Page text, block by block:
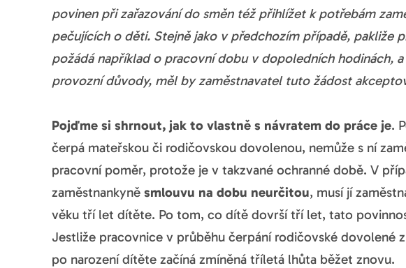
povinen při zařazování do směn též přihlížet k potřebám
pečujících o děti. Stejně jako v předchozím případě, pakliže
požádá například o pracovní dobu v dopoledních hodinách,
provozní důvody, měl by zaměstnavatel tuto žádost
Pojďme si shrnout, jak to vlastně s návratem do práce je.
čerpá mateřskou či rodičovskou dovolenou, nemůže s ní
pracovní poměr, protože je v takzvané ochranné době. V
zaměstnankyně smlouvu na dobu neurčitou, musí jí
věku tří let dítěte. Po tom, co dítě dovrší tří let, tato
Jestliže pracovnice v průběhu čerpání rodičovské dovolené
po narození dítěte začíná zmíněná tříletá lhůta běžet znovu.